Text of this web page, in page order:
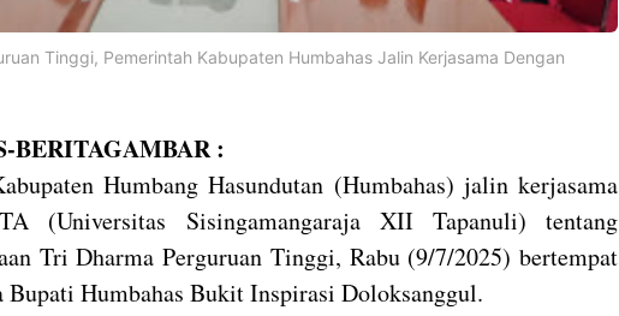
Tinggi, Pemerintah Kabupaten Humbahas Jalin Kerjasama Dengan
BERITAGAMBAR :
Humbang Hasundutan (Humbahas) jalin kerjasama
(Universitas Sisingamangaraja XII Tapanuli) tentang
Tri Dharma Perguruan Tinggi, Rabu (9/7/2025) bertempat
Bupati Humbahas Bukit Inspirasi Doloksanggul.